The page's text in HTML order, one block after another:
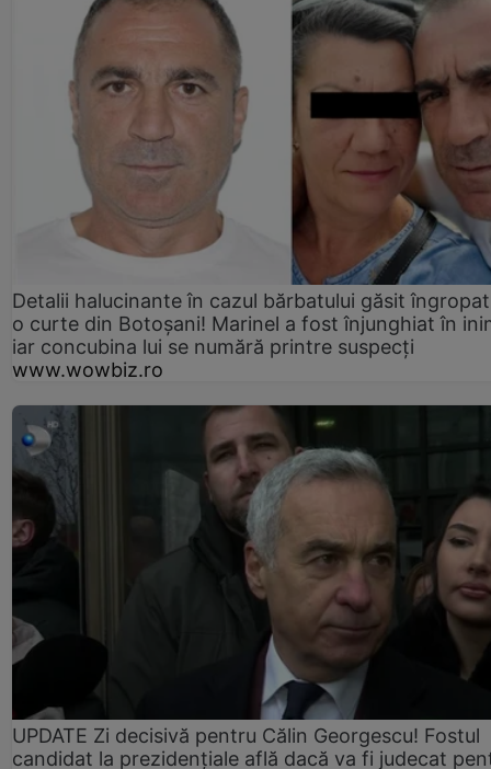
Detalii halucinante în cazul bărbatului găsit
o curte din Botoșani! Marinel a fost înjunghiat în
iar concubina lui se numără printre suspecți
www.wowbiz.ro
UPDATE Zi decisivă pentru Călin Georgescu! Fostul
candidat la prezidențiale află dacă va fi judecat